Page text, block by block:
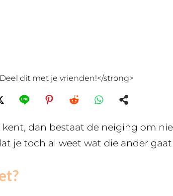
dit met je vrienden!</strong>
dan bestaat de neiging om
je toch al weet wat die ander